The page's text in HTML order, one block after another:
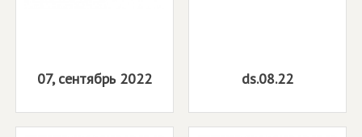
07, сентябрь 2022 ds.08.22